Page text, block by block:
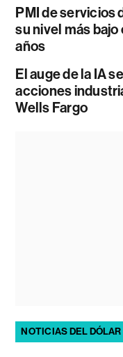
PMI de servicios
su nivel más bajo
años
El auge de la IA
acciones
Wells Fargo
NOTICIAS DEL DÓLAR